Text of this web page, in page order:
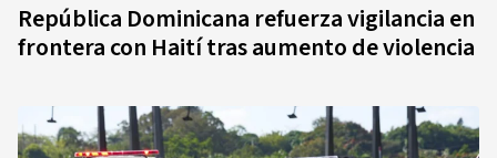
República Dominicana refuerza vigilancia en
frontera con Haití tras aumento de violencia